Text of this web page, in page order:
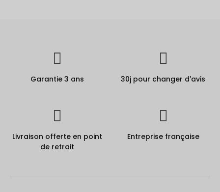
Garantie 3 ans 30j pour changer d'avis
Livraison offerte en point
de retrait
Entreprise française